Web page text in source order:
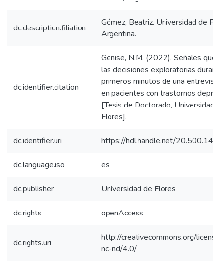
dc.description.filiation
Gómez, Beatriz. Universidad de
Argentina.
dc.identifier.citation
Genise, N.M. (2022). Señales que
las decisiones exploratorias
primeros minutos de una
en pacientes con trastornos
[Tesis de Doctorado, Universidad
Flores].
dc.identifier.uri https://hdl.handle.net/
dc.language.iso es
dc.publisher Universidad de Flores
dc.rights openAccess
dc.rights.uri
http://creativecommons.org/
nc-nd/4.0/